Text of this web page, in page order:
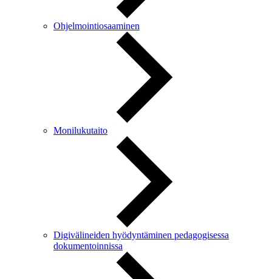
Ohjelmointiosaaminen
Monilukutaito
Digivälineiden hyödyntäminen pedagogisessa
dokumentoinnissa